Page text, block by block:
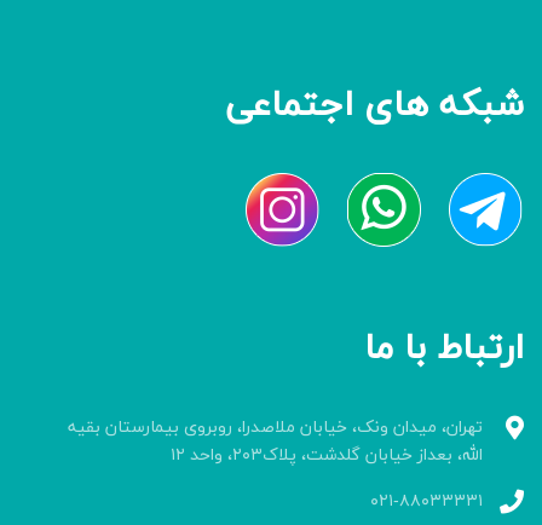
شبکه های اجتماعی
ارتباط با ما
تهران، میدان ونک، خیابان ملاصدرا، روبروی بیمارستان بقیه
الله، بعداز خیابان گلدشت، پلاک۲۰۳، واحد ۱۲
۰۲۱-۸۸۰۳۳۳۳۱